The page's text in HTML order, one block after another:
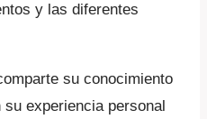
y las diferentes
su conocimiento
experiencia personal